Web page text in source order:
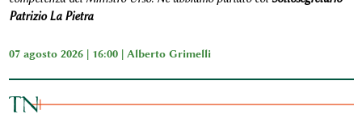
Patrizio La Pietra
07 agosto 2026 | 16:00 | Alberto Grimelli